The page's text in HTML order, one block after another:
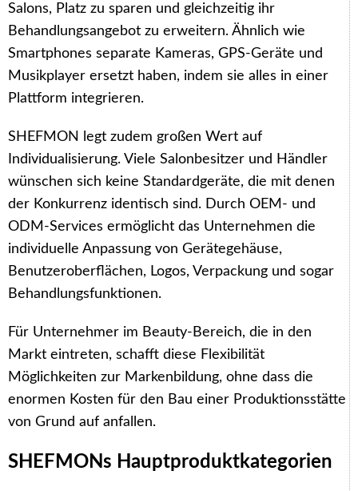
Salons, Platz zu sparen und gleichzeitig ihr
Behandlungsangebot zu erweitern. Ähnlich wie
Smartphones separate Kameras, GPS-Geräte und
Musikplayer ersetzt haben, indem sie alles in einer
Plattform integrieren.
SHEFMON legt zudem großen Wert auf
Individualisierung. Viele Salonbesitzer und Händler
wünschen sich keine Standardgeräte, die mit denen
der Konkurrenz identisch sind. Durch OEM- und
ODM-Services ermöglicht das Unternehmen die
individuelle Anpassung von Gerätegehäuse,
Benutzeroberflächen, Logos, Verpackung und sogar
Behandlungsfunktionen.
Für Unternehmer im Beauty-Bereich, die in den
Markt eintreten, schafft diese Flexibilität
Möglichkeiten zur Markenbildung, ohne dass die
enormen Kosten für den Bau einer Produktionsstätte
von Grund auf anfallen.
SHEFMONs Hauptproduktkategorien